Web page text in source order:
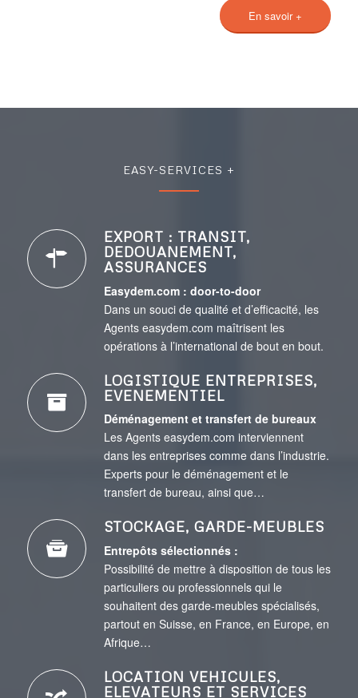
En savoir +
EASY-SERVICES +
EXPORT : TRANSIT,
DEDOUANEMENT,
ASSURANCES
Easydem.com : door-to-door
Dans un souci de qualité et d’efficacité, les
Agents easydem.com maîtrisent les
opérations à l’international de bout en bout.
LOGISTIQUE ENTREPRISES,
EVENEMENTIEL
Déménagement et transfert de bureaux
Les Agents easydem.com interviennent
dans les entreprises comme dans l’industrie.
Experts pour le déménagement et le
transfert de bureau, ainsi que…
STOCKAGE, GARDE-MEUBLES
Entrepôts sélectionnés :
Possibilité de mettre à disposition de tous les
particuliers ou professionnels qui le
souhaitent des garde-meubles spécialisés,
partout en Suisse, en France, en Europe, en
Afrique…
LOCATION VEHICULES,
ELEVATEURS ET SERVICES